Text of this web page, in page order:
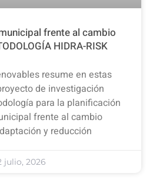
frente al cambio
HIDRA-RISK
resume en estas
de investigación
para la planificación
frente al cambio
y reducción
julio, 2026